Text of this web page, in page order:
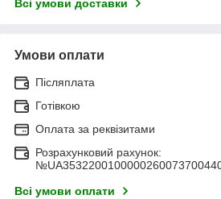
Всі умови доставки
Умови оплати
Післяплата
Готівкою
Оплата за реквізитами
Розрахунковий рахунок:
Всі умови оплати